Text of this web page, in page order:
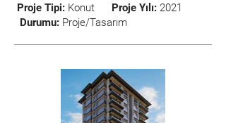
Proje Tipi: Konut Proje Yılı: 2021
Durumu: Proje/Tasarım